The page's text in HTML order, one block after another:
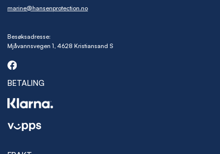
marine@hansenprotection.no
Besøksadresse:
Mjåvannsvegen 1, 4628 Kristiansand S
BETALING